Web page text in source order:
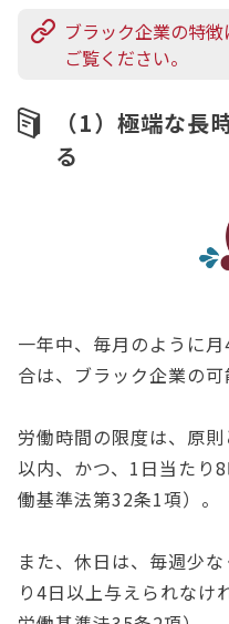
ブラック企業の特
ご覧ください。
（1）極端な長
る
一年中、毎月のように
合は、ブラック企業の可
労働時間の限度は、原
以内、かつ、1日当たり
働基準法第32条1項）。
また、休日は、毎週少
り4日以上与えられなけ